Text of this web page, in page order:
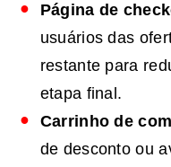
Página de
usuários das
restante para
etapa final.
Carrinho de
de desconto ou